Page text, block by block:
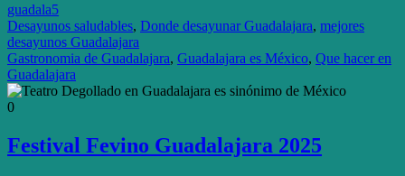
guadala5
Desayunos saludables, Donde desayunar Guadalajara, mejores
desayunos Guadalajara
Gastronomia de Guadalajara, Guadalajara es México, Que hacer en
Guadalajara
0
Festival Fevino Guadalajara 2025